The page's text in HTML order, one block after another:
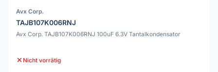
Avx Corp.
TAJB107K006RNJ
Avx Corp. TAJB107K006RNJ 100uF 6.3V Tantalkondensator
Nicht vorrätig